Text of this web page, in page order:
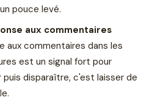
pouce levé.
aux commentaires
aux commentaires dans les
est un signal fort pour
puis disparaître, c'est laisser de